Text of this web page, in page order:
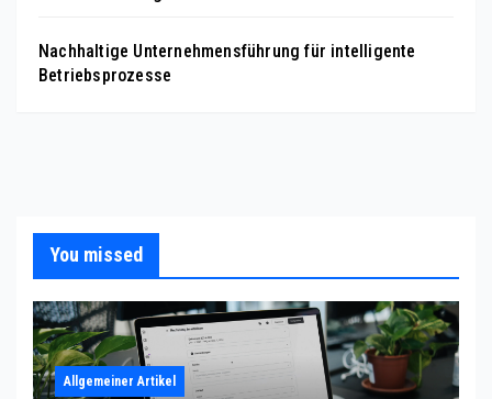
Nachhaltige Unternehmensführung für intelligente
Betriebsprozesse
You missed
Allgemeiner Artikel